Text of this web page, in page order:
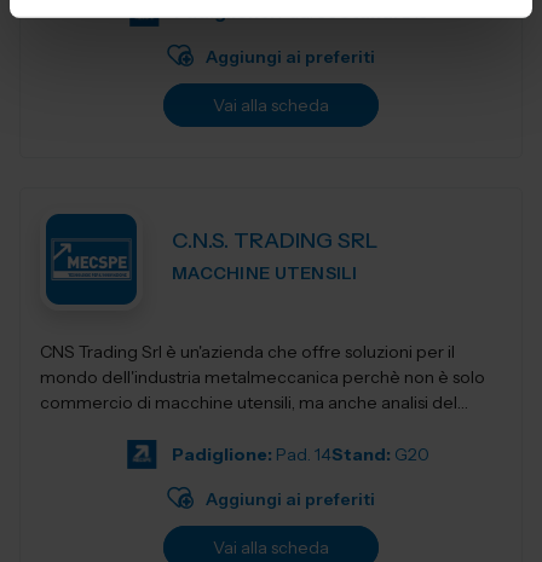
Padiglione:Pad. 30Stand:B15
Aggiungi ai preferiti
Vai alla scheda
C.N.S. TRADING SRL
MACCHINE UTENSILI
CNS Trading Srl è un'azienda che offre soluzioni per il
mondo dell'industria metalmeccanica perchè non è solo
commercio di macchine utensili, ma anche analisi del
Padiglione: Pad. 14Stand: G20
Aggiungi ai preferiti
Vai alla scheda